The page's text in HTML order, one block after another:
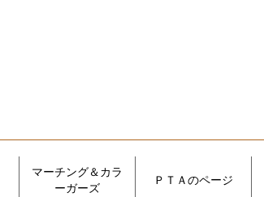
マーチング＆カラ
ーガーズ
ＰＴＡのページ